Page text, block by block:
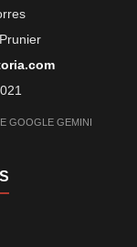
al
de un total
sustancia,
GOOGLE GEMINI